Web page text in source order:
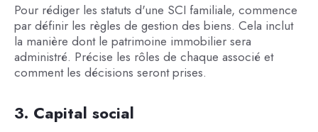
Pour rédiger les statuts d'une SCI familiale, commence
par définir les règles de gestion des biens. Cela inclut
la manière dont le patrimoine immobilier sera
administré. Précise les rôles de chaque associé et
comment les décisions seront prises.
3. Capital social